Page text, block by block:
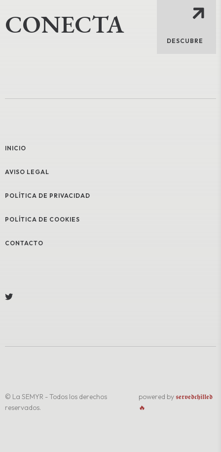
CONECTA
DESCUBRE
INICIO
AVISO LEGAL
POLÍTICA DE PRIVACIDAD
POLÍTICA DE COOKIES
CONTACTO
© La SEMYR - Todos los derechos
reservados.
powered by 𝖘𝖊𝖗𝖛𝖊𝖉𝖈𝖍𝖎𝖑𝖑𝖊𝖉
🔥